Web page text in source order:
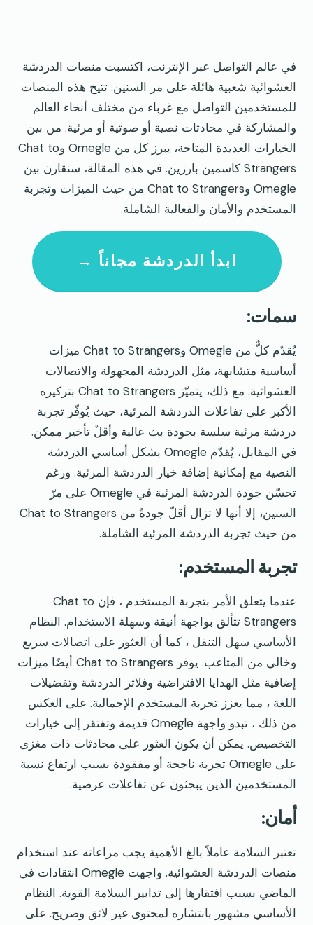
في عالم التواصل عبر الإنترنت، اكتسبت منصات الدردشة
العشوائية شعبية هائلة على مر السنين. تتيح هذه المنصات
للمستخدمين التواصل مع غرباء من مختلف أنحاء العالم
والمشاركة في محادثات نصية أو صوتية أو مرئية. من بين
الخيارات العديدة المتاحة، يبرز كل من Omegle وChat to
Strangers كاسمين بارزين. في هذه المقالة، سنقارن بين
Omegle وChat to Strangers من حيث الميزات وتجربة
المستخدم والأمان والفعالية الشاملة.
ابدأ الدردشة مجاناً →
سمات:
يُقدّم كلٌّ من Omegle وChat to Strangers ميزات
أساسية متشابهة، مثل الدردشة المجهولة والاتصالات
العشوائية. مع ذلك، يتميّز Chat to Strangers بتركيزه
الأكبر على تفاعلات الدردشة المرئية، حيث يُوفّر تجربة
دردشة مرئية سلسة بجودة بث عالية وأقلّ تأخير ممكن.
في المقابل، يُقدّم Omegle بشكل أساسي الدردشة
النصية مع إمكانية إضافة خيار الدردشة المرئية. ورغم
تحسّن جودة الدردشة المرئية في Omegle على مرّ
السنين، إلا أنها لا تزال أقلّ جودةً من Chat to Strangers
من حيث تجربة الدردشة المرئية الشاملة.
تجربة المستخدم:
عندما يتعلق الأمر بتجربة المستخدم ، فإن Chat to
Strangers تتألق بواجهة أنيقة وسهلة الاستخدام. النظام
الأساسي سهل التنقل ، كما أن العثور على اتصالات سريع
وخالي من المتاعب. يوفر Chat to Strangers أيضًا ميزات
إضافية مثل الهدايا الافتراضية وفلاتر الدردشة وتفضيلات
اللغة ، مما يعزز تجربة المستخدم الإجمالية. على العكس
من ذلك ، تبدو واجهة Omegle قديمة وتفتقر إلى خيارات
التخصيص. يمكن أن يكون العثور على محادثات ذات مغزى
على Omegle تجربة ناجحة أو مفقودة بسبب ارتفاع نسبة
المستخدمين الذين يبحثون عن تفاعلات عرضية.
أمان:
تعتبر السلامة عاملاً بالغ الأهمية يجب مراعاته عند استخدام
منصات الدردشة العشوائية. واجهت Omegle انتقادات في
الماضي بسبب افتقارها إلى تدابير السلامة القوية. النظام
الأساسي مشهور بانتشاره لمحتوى غير لائق وصريح. على